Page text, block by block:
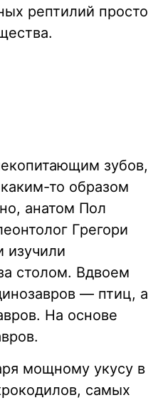
рептилий просто
зубов,
то образом
анатом Пол
Грегори
изучили
столом. Вдвоем
— птиц, а
На основе
мощному укусу в
самых